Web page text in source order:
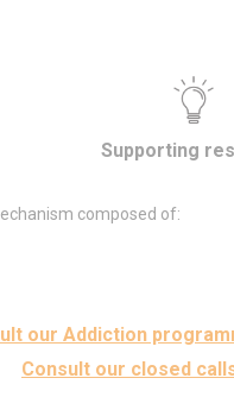
Supporting
composed of:
our Addiction
Consult our closed